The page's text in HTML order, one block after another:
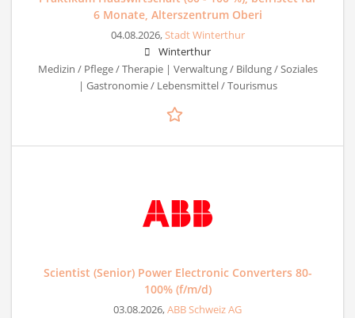
6 Monate, Alterszentrum Oberi
04.08.2026,Stadt Winterthur
Winterthur
Medizin / Pflege / Therapie | Verwaltung / Bildung / Soziales
| Gastronomie / Lebensmittel / Tourismus
Scientist (Senior) Power Electronic Converters 80-
100% (f/m/d)
03.08.2026,ABB Schweiz AG